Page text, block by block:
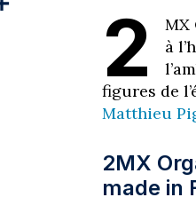
2
MX
à
figures de
Matthieu
2MX
made in